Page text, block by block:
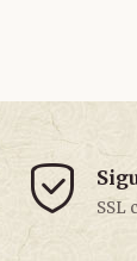
SSL